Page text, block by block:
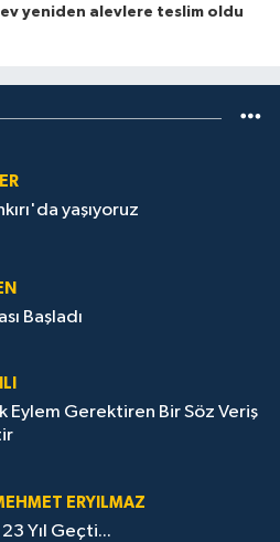
yeniden alevlere teslim oldu
yaşıyoruz
Başladı
Eylem Gerektiren Bir Söz Veriş
ERYILMAZ
Yıl Geçti...